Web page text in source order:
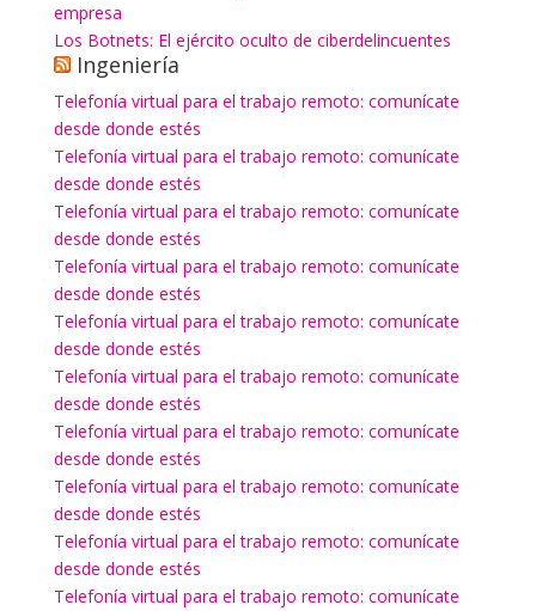
empresa
Los Botnets: El ejército oculto de ciberdelincuentes
Ingeniería
Telefonía virtual para el trabajo remoto: comunícate
desde donde estés
Telefonía virtual para el trabajo remoto: comunícate
desde donde estés
Telefonía virtual para el trabajo remoto: comunícate
desde donde estés
Telefonía virtual para el trabajo remoto: comunícate
desde donde estés
Telefonía virtual para el trabajo remoto: comunícate
desde donde estés
Telefonía virtual para el trabajo remoto: comunícate
desde donde estés
Telefonía virtual para el trabajo remoto: comunícate
desde donde estés
Telefonía virtual para el trabajo remoto: comunícate
desde donde estés
Telefonía virtual para el trabajo remoto: comunícate
desde donde estés
Telefonía virtual para el trabajo remoto: comunícate